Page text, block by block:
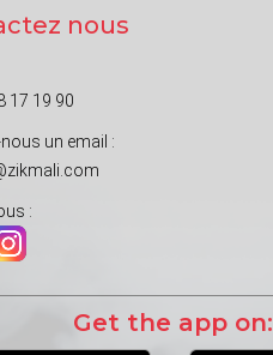
nous
17 19 90
un email :
:
Get the app on: